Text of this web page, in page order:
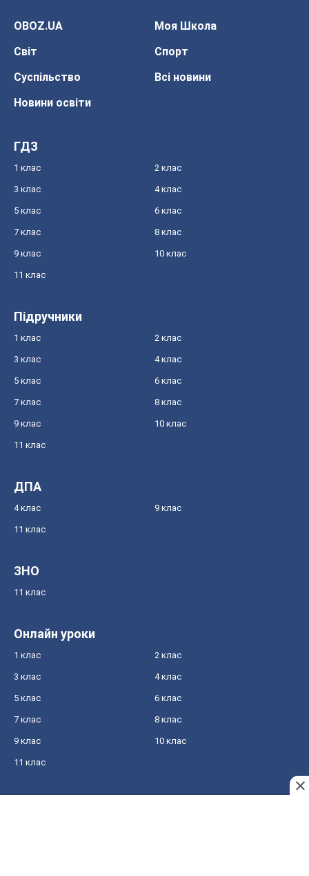
OBOZ.UA
Моя Школа
Світ
Спорт
Суспільство
Всі новини
Новини освіти
ГДЗ
1 клас 2 клас
3 клас 4 клас
5 клас 6 клас
7 клас 8 клас
9 клас 10 клас
11 клас
Підручники
1 клас 2 клас
3 клас 4 клас
5 клас 6 клас
7 клас 8 клас
9 клас 10 клас
11 клас
ДПА
4 клас 9 клас
11 клас
ЗНО
11 клас
Онлайн уроки
1 клас 2 клас
3 клас 4 клас
5 клас 6 клас
7 клас 8 клас
9 клас 10 клас
11 клас